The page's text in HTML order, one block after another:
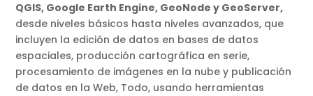
QGIS, Google Earth Engine, GeoNode y GeoServer,
desde niveles básicos hasta niveles avanzados, que
incluyen la edición de datos en bases de datos
espaciales, producción cartográfica en serie,
procesamiento de imágenes en la nube y publicación
de datos en la Web, Todo, usando herramientas